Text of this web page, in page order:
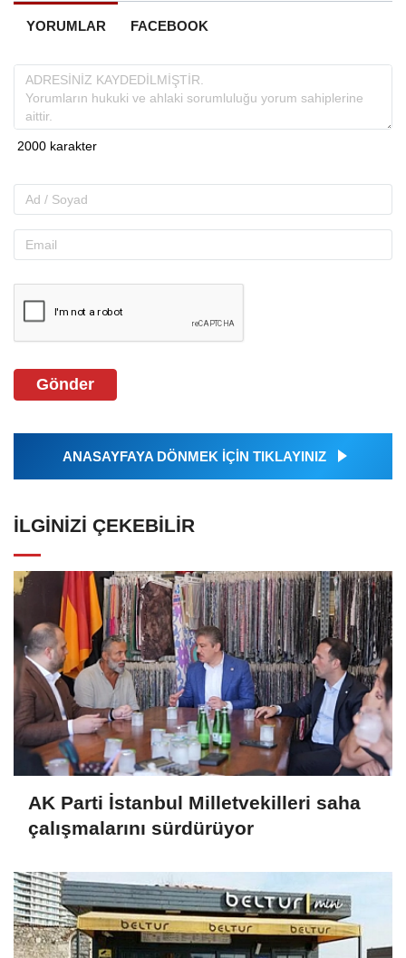
YORUMLAR FACEBOOK
Gönder
ANASAYFAYA DÖNMEK İÇİN TIKLAYINIZ
İLGINIZI ÇEKEBILIR
AK Parti İstanbul Milletvekilleri saha
çalışmalarını sürdürüyor